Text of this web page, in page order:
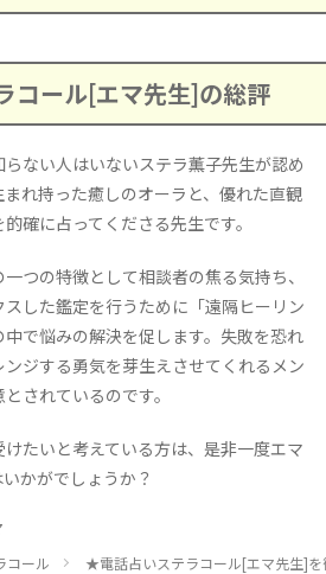
コール[エマ先生]の総評
ない人はいないステラ薫子先生が認め
れ持った癒しのオーラと、優れた直観
確に占ってくださる先生です。
つの特徴として相談者の焦る気持ち、
した鑑定を行うために「遠隔ヒーリン
で悩みの解決を促します。失敗を恐れ
ジする勇気を芽生えさせてくれるメン
されているのです。
たいと考えている方は、是非一度エマ
かがでしょうか？
コール ★電話占いステラコール[エマ先生]